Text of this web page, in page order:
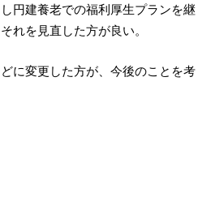
円建養老での福利厚生プランを継
れを見直した方が良い。
に変更した方が、今後のことを考